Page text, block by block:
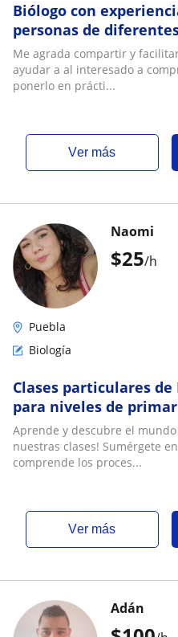
Biólogo con
personas de
producción
Me agrada compartir y
ayudar a al interesado a
ponerlo en prácti...
ver más
$25/h
Naomi
Puebla
Biología
Clases particulares
para niveles de
preparatoria
Aprende y descubre el
nuestras clases! Sumérgete
comprende los proces...
ver más
Adán